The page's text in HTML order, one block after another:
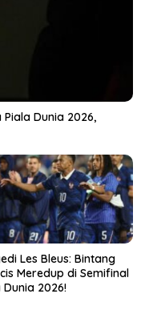
Dunia 2026,
Les Bleus: Bintang
Meredup di Semifinal
Dunia 2026!